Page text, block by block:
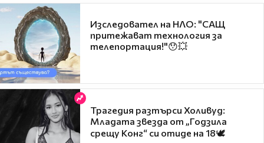
Изследовател на НЛО: "САЩ
притежават технология за
телепортация!"😯💥
Трагедия разтърси Холивуд:
Младата звезда от „Годзила
срещу Конг“ си отиде на 18🕊️